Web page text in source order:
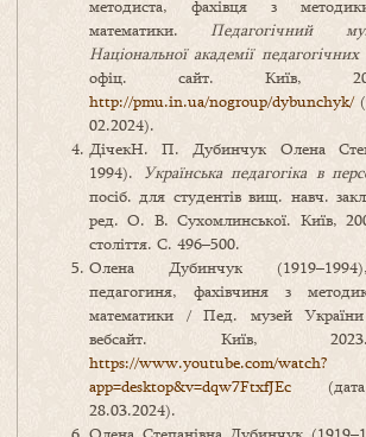
методиста, фахівця з
математики.Педагогічний
Національної академії
офіц. сайт. Київ,
http://pmu.in.ua/nogroup/dybunchyk/
02.2024).
ДічекН. П. Дубинчук Олена
1994).
Українська педагогіка в
посіб. для студентів вищ. навч.
ред. О. В. Сухомлинської. Київ,
століття. С. 496–500.
Олена Дубинчук
педагогиня, фахівчиня з
математики / Пед. музей
вебсайт. Київ,
https://www.youtube.com/watch?
app=desktop&v=dqw7FtxfJEc (дата
28.03.2024).